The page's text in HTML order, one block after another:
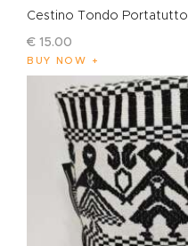
Cestino Tondo
€ 15.00
BUY NOW